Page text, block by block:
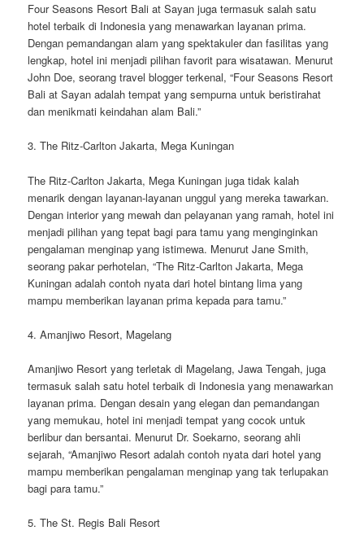
Four Seasons Resort Bali at Sayan juga termasuk salah satu
hotel terbaik di Indonesia yang menawarkan layanan prima.
Dengan pemandangan alam yang spektakuler dan fasilitas yang
lengkap, hotel ini menjadi pilihan favorit para wisatawan. Menurut
John Doe, seorang travel blogger terkenal, “Four Seasons Resort
Bali at Sayan adalah tempat yang sempurna untuk beristirahat
dan menikmati keindahan alam Bali.”
3. The Ritz-Carlton Jakarta, Mega Kuningan
The Ritz-Carlton Jakarta, Mega Kuningan juga tidak kalah
menarik dengan layanan-layanan unggul yang mereka tawarkan.
Dengan interior yang mewah dan pelayanan yang ramah, hotel ini
menjadi pilihan yang tepat bagi para tamu yang menginginkan
pengalaman menginap yang istimewa. Menurut Jane Smith,
seorang pakar perhotelan, “The Ritz-Carlton Jakarta, Mega
Kuningan adalah contoh nyata dari hotel bintang lima yang
mampu memberikan layanan prima kepada para tamu.”
4. Amanjiwo Resort, Magelang
Amanjiwo Resort yang terletak di Magelang, Jawa Tengah, juga
termasuk salah satu hotel terbaik di Indonesia yang menawarkan
layanan prima. Dengan desain yang elegan dan pemandangan
yang memukau, hotel ini menjadi tempat yang cocok untuk
berlibur dan bersantai. Menurut Dr. Soekarno, seorang ahli
sejarah, “Amanjiwo Resort adalah contoh nyata dari hotel yang
mampu memberikan pengalaman menginap yang tak terlupakan
bagi para tamu.”
5. The St. Regis Bali Resort